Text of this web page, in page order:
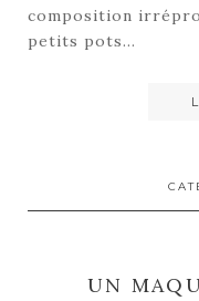
composition
petits pots…
UN